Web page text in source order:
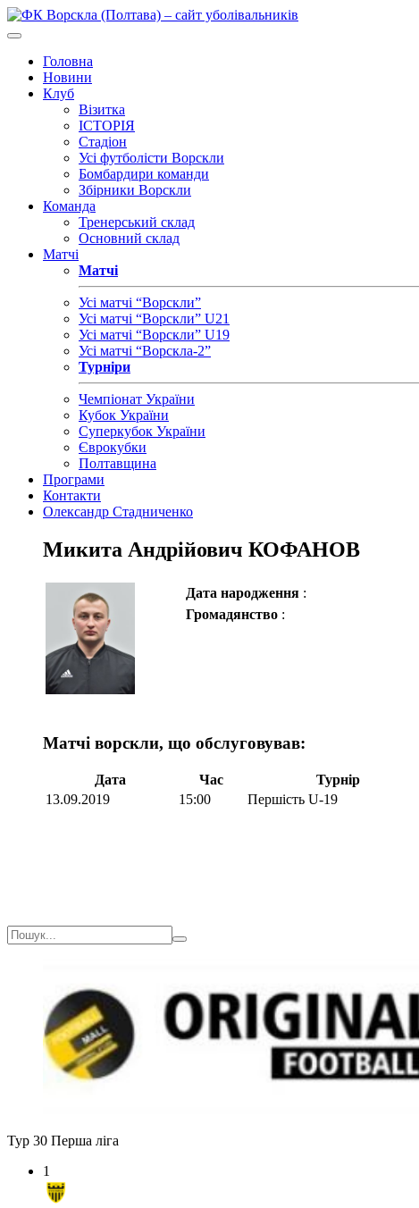
Головна
Новини
Клуб
Візитка
ІСТОРІЯ
Стадіон
Усі футболісти Ворскли
Бомбардири команди
Збірники Ворскли
Команда
Тренерський склад
Основний склад
Матчі
Матчі
Усі матчі “Ворскли”
Усі матчі “Ворскли” U21
Усі матчі “Ворскли” U19
Усі матчі “Ворскла-2”
Турніри
Чемпіонат України
Кубок України
Суперкубок України
Єврокубки
Полтавщина
Програми
Контакти
Олександр Стадниченко
Микита Андрійович КОФАНОВ
Дата народження :
Громадянство :
Матчі ворскли, що обслуговував:
Дата Час Турнір
13.09.2019
15:00 Першість U-19
Тур 30 Перша ліга
1